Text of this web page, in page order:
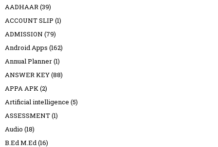
AADHAAR(39)
ACCOUNT SLIP (1)
ADMISSION (79)
Android Apps (162)
Annual Planner(1)
ANSWER KEY(88)
APPA APK(2)
Artificial intelligence (5)
ASSESSMENT(1)
Audio (18)
B.Ed M.Ed(16)